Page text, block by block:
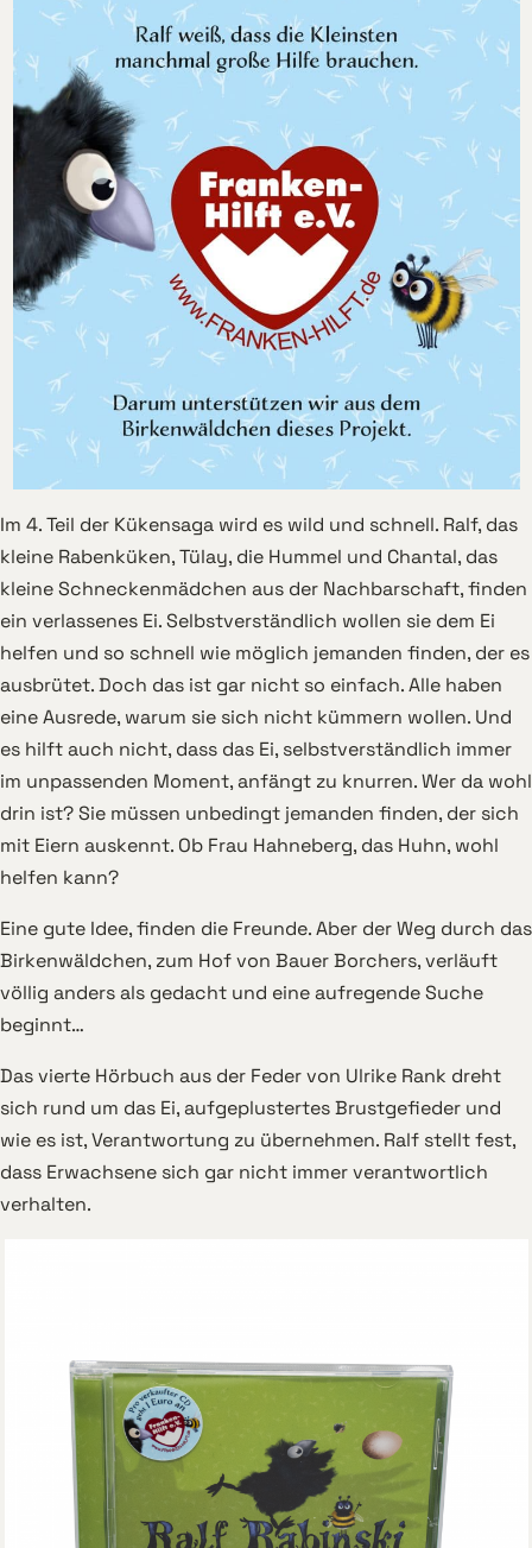
Im 4. Teil der Kükensaga wird es wild und schnell. Ralf, das
kleine Rabenküken, Tülay, die Hummel und Chantal, das
kleine Schneckenmädchen aus der Nachbarschaft, finden
ein verlassenes Ei. Selbstverständlich wollen sie dem Ei
helfen und so schnell wie möglich jemanden finden, der es
ausbrütet. Doch das ist gar nicht so einfach. Alle haben
eine Ausrede, warum sie sich nicht kümmern wollen. Und
es hilft auch nicht, dass das Ei, selbstverständlich immer
im unpassenden Moment, anfängt zu knurren. Wer da wohl
drin ist? Sie müssen unbedingt jemanden finden, der sich
mit Eiern auskennt. Ob Frau Hahneberg, das Huhn, wohl
helfen kann?
Eine gute Idee, finden die Freunde. Aber der Weg durch das
Birkenwäldchen, zum Hof von Bauer Borchers, verläuft
völlig anders als gedacht und eine aufregende Suche
beginnt…
Das vierte Hörbuch aus der Feder von Ulrike Rank dreht
sich rund um das Ei, aufgeplustertes Brustgefieder und
wie es ist, Verantwortung zu übernehmen. Ralf stellt fest,
dass Erwachsene sich gar nicht immer verantwortlich
verhalten.